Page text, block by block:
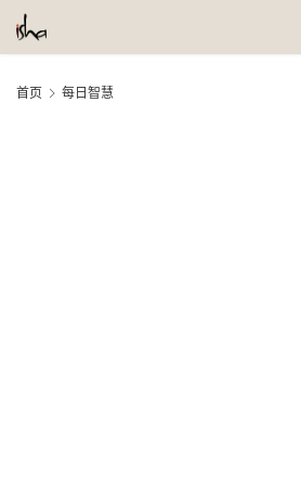
首页 每日智慧